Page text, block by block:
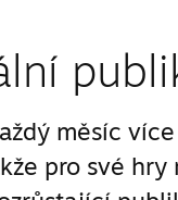
měsíc
pro své hry